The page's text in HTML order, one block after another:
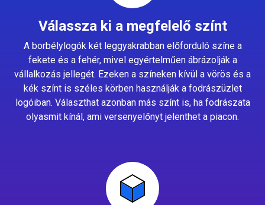
Válassza ki a megfelelő színt
A borbélylogók két leggyakrabban előforduló színe a
fekete és a fehér, mivel egyértelműen ábrázolják a
vállalkozás jellegét. Ezeken a színeken kívül a vörös és a
kék színt is széles körben használják a fodrászüzlet
logóiban. Választhat azonban más színt is, ha fodrászata
olyasmit kínál, ami versenyelőnyt jelenthet a piacon.